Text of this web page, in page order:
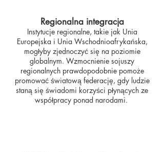
Regionalna integracja
Instytucje regionalne, takie jak Unia
Europejska i Unia Wschodnioafrykańska,
mogłyby zjednoczyć się na poziomie
globalnym. Wzmocnienie sojuszy
regionalnych prawdopodobnie pomoże
promować światową federację, gdy ludzie
staną się świadomi korzyści płynących ze
współpracy ponad narodami.